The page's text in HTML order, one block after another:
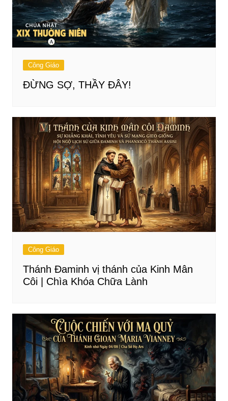
Công Giáo
ĐỪNG SỢ, THẦY ĐÂY!
Công Giáo
Thánh Đaminh vị thánh của Kinh Mân
Côi | Chìa Khóa Chữa Lành